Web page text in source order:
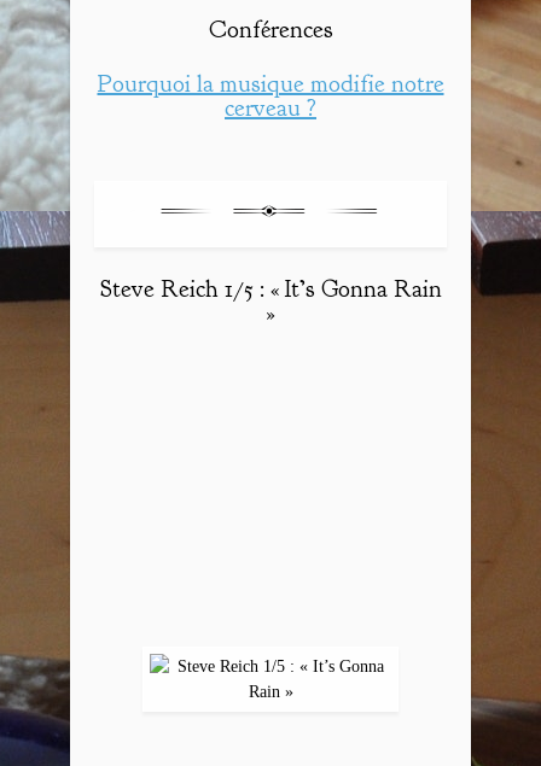
Conférences
Pourquoi la musique modifie notre
cerveau ?
Steve Reich 1/5 : « It’s Gonna Rain
»